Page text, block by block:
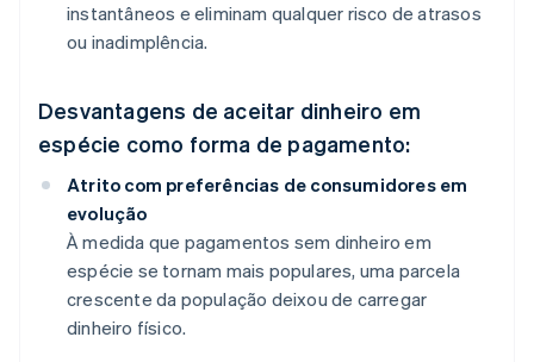
instantâneos e eliminam qualquer risco de atrasos
ou inadimplência.
Desvantagens de aceitar dinheiro em
espécie como forma de pagamento:
Atrito com preferências de consumidores em
evolução
À medida que pagamentos sem dinheiro em
espécie se tornam mais populares, uma parcela
crescente da população deixou de carregar
dinheiro físico.